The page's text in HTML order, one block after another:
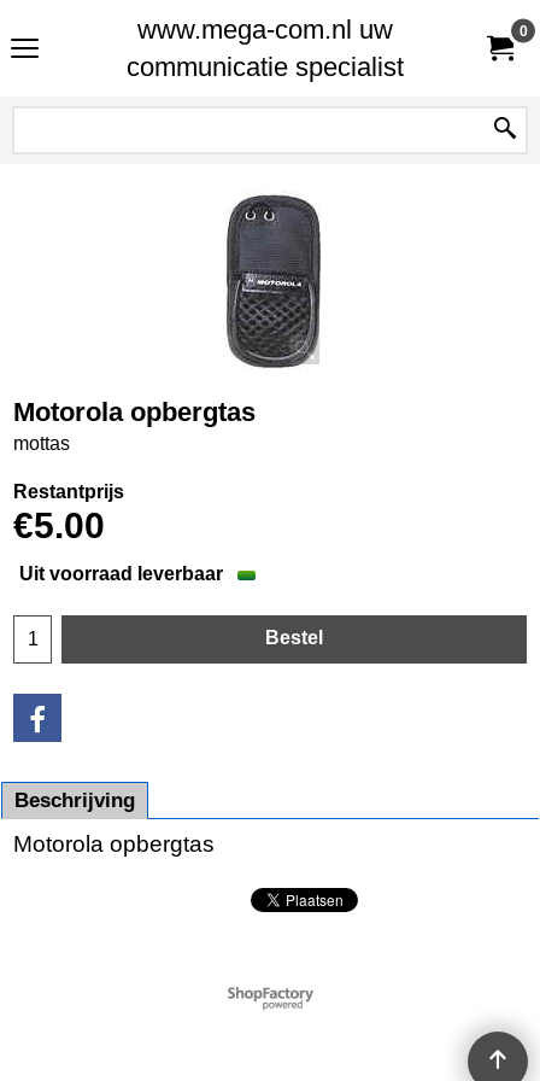
www.mega-com.nl uw
communicatie specialist
0
Motorola opbergtas
mottas
Restantprijs
€5.00
Uit voorraad leverbaar
Bestel
Beschrijving
Motorola opbergtas
Webwinkel gemaakt met
ShopFactory webwinkel